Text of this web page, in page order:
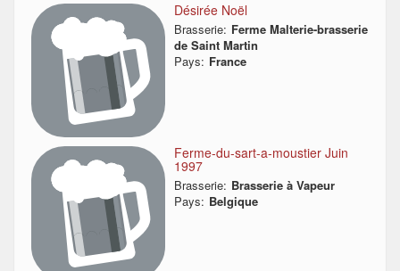
Désirée Noël
Brasserie: Ferme Malterie-brasserie
de Saint Martin
Pays: France
Ferme-du-sart-a-moustier Juin
1997
Brasserie: Brasserie à Vapeur
Pays: Belgique